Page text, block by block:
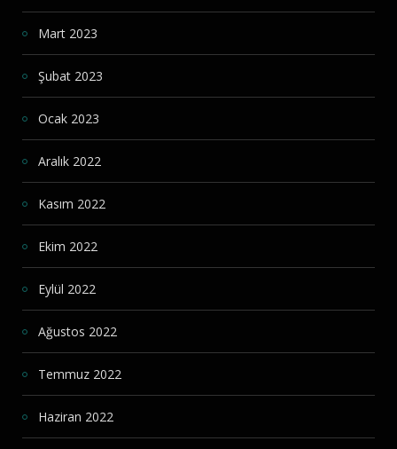
Mart 2023
Şubat 2023
Ocak 2023
Aralık 2022
Kasım 2022
Ekim 2022
Eylül 2022
Ağustos 2022
Temmuz 2022
Haziran 2022